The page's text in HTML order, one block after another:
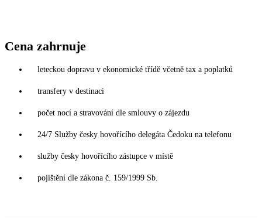
Cena zahrnuje
leteckou dopravu v ekonomické třídě včetně tax a poplatků
transfery v destinaci
počet nocí a stravování dle smlouvy o zájezdu
24/7 Služby česky hovořícího delegáta Čedoku na telefonu
služby česky hovořícího zástupce v místě
pojištění dle zákona č. 159/1999 Sb.